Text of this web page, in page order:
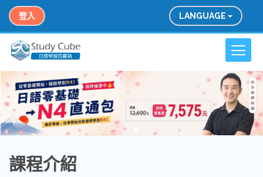
登入 LANGUAGE
課程介紹